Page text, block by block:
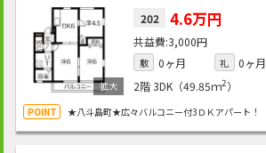
202 4.6万円
3,000円
敷 0ヶ月 礼
0ヶ月
2階3DK（49.85ｍ2）
★八斗島町★広々バルコニー付3ＤＫアパート！